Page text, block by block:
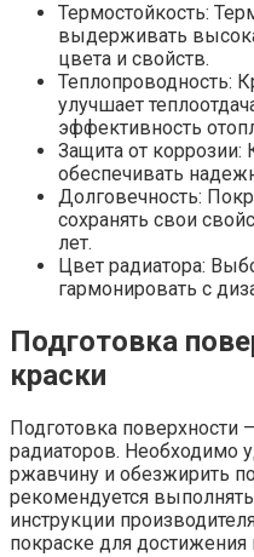
Термостойкость:
выдерживать
цвета и свойств.
Теплопроводность:
улучшает
эффективность
Защита от коррозии:
обеспечивать
Долговечность:
сохранять свои
лет.
Цвет радиатора:
гармонировать с
Подготовка
краски
Подготовка поверхности
радиаторов. Необходимо
ржавчину и обезжирить
рекомендуется
инструкции
покраске для достижения